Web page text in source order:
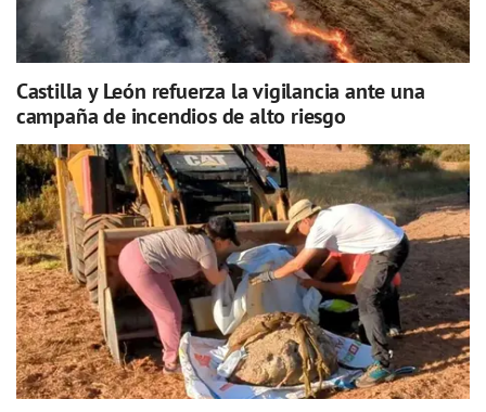
Castilla y León refuerza la vigilancia ante una
campaña de incendios de alto riesgo